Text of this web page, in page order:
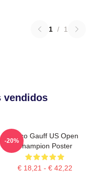
1 / 1
vendidos
Coco Gauff US Open
Champion Poster
€ 18,21 - € 42,22
-20%